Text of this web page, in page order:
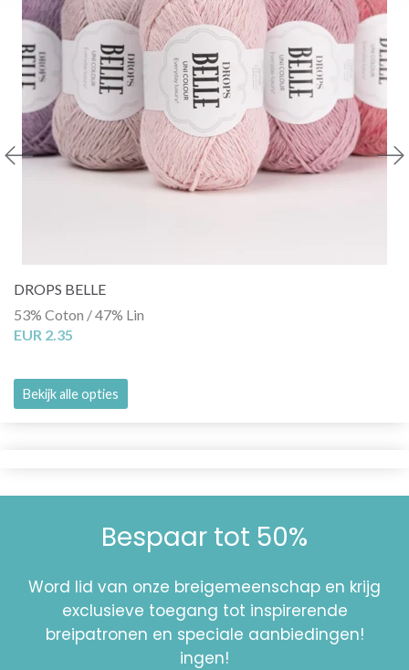
DROPS BELLE
53% Coton / 47% Lin
EUR 2.35
Bekijk alle opties
Bespaar tot 50%
Word lid van onze breigemeenschap en krijg
exclusieve toegang tot inspirerende
breipatronen en speciale aanbiedingen!
ingen!